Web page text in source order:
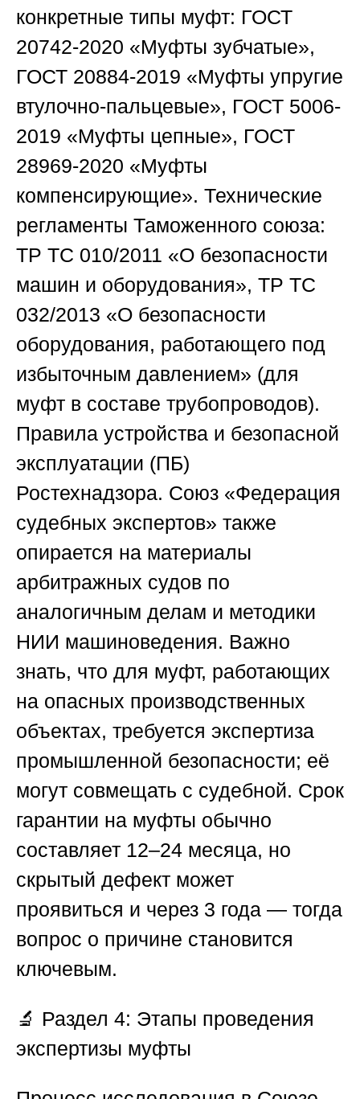
конкретные типы муфт: ГОСТ
20742-2020 «Муфты зубчатые»,
ГОСТ 20884-2019 «Муфты упругие
втулочно-пальцевые», ГОСТ 5006-
2019 «Муфты цепные», ГОСТ
28969-2020 «Муфты
компенсирующие». Технические
регламенты Таможенного союза:
ТР ТС 010/2011 «О безопасности
машин и оборудования», ТР ТС
032/2013 «О безопасности
оборудования, работающего под
избыточным давлением» (для
муфт в составе трубопроводов).
Правила устройства и безопасной
эксплуатации (ПБ)
Ростехнадзора. Союз «Федерация
судебных экспертов» также
опирается на материалы
арбитражных судов по
аналогичным делам и методики
НИИ машиноведения. Важно
знать, что для муфт, работающих
на опасных производственных
объектах, требуется экспертиза
промышленной безопасности; её
могут совмещать с судебной. Срок
гарантии на муфты обычно
составляет 12–24 месяца, но
скрытый дефект может
проявиться и через 3 года — тогда
вопрос о причине становится
ключевым.
🔬 Раздел 4: Этапы проведения
экспертизы муфты